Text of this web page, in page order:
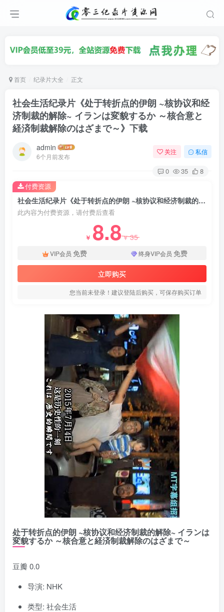
首页 纪录片大全 正文
社会生活纪录片《处于转折点的伊朗 ~核协议和经
济制裁的解除~ イランは変貌するか ～核合意と
経済制裁解除のはざまで～》下载
admin
6个月前发布
关注 私信
0 35 8
社会生活纪录片《处于转折点的伊朗 ~核协议和经济制裁的解除~ イランは変貌するか ～核合意と経済制裁解除のはざまで～》下载
此内容为付费资源，请付费后查看
￥ 8.8￥35
VIP会员 免费 终身VIP会员 免费
立即购买
您当前未登录！建议登陆后购买，可保存购买订单
付费资源
处于转折点的伊朗 ~核协议和经济制裁的解除~ イランは
変貌するか ～核合意と経済制裁解除のはざまで～
豆瓣 0.0
导演: NHK
类型: 社会生活